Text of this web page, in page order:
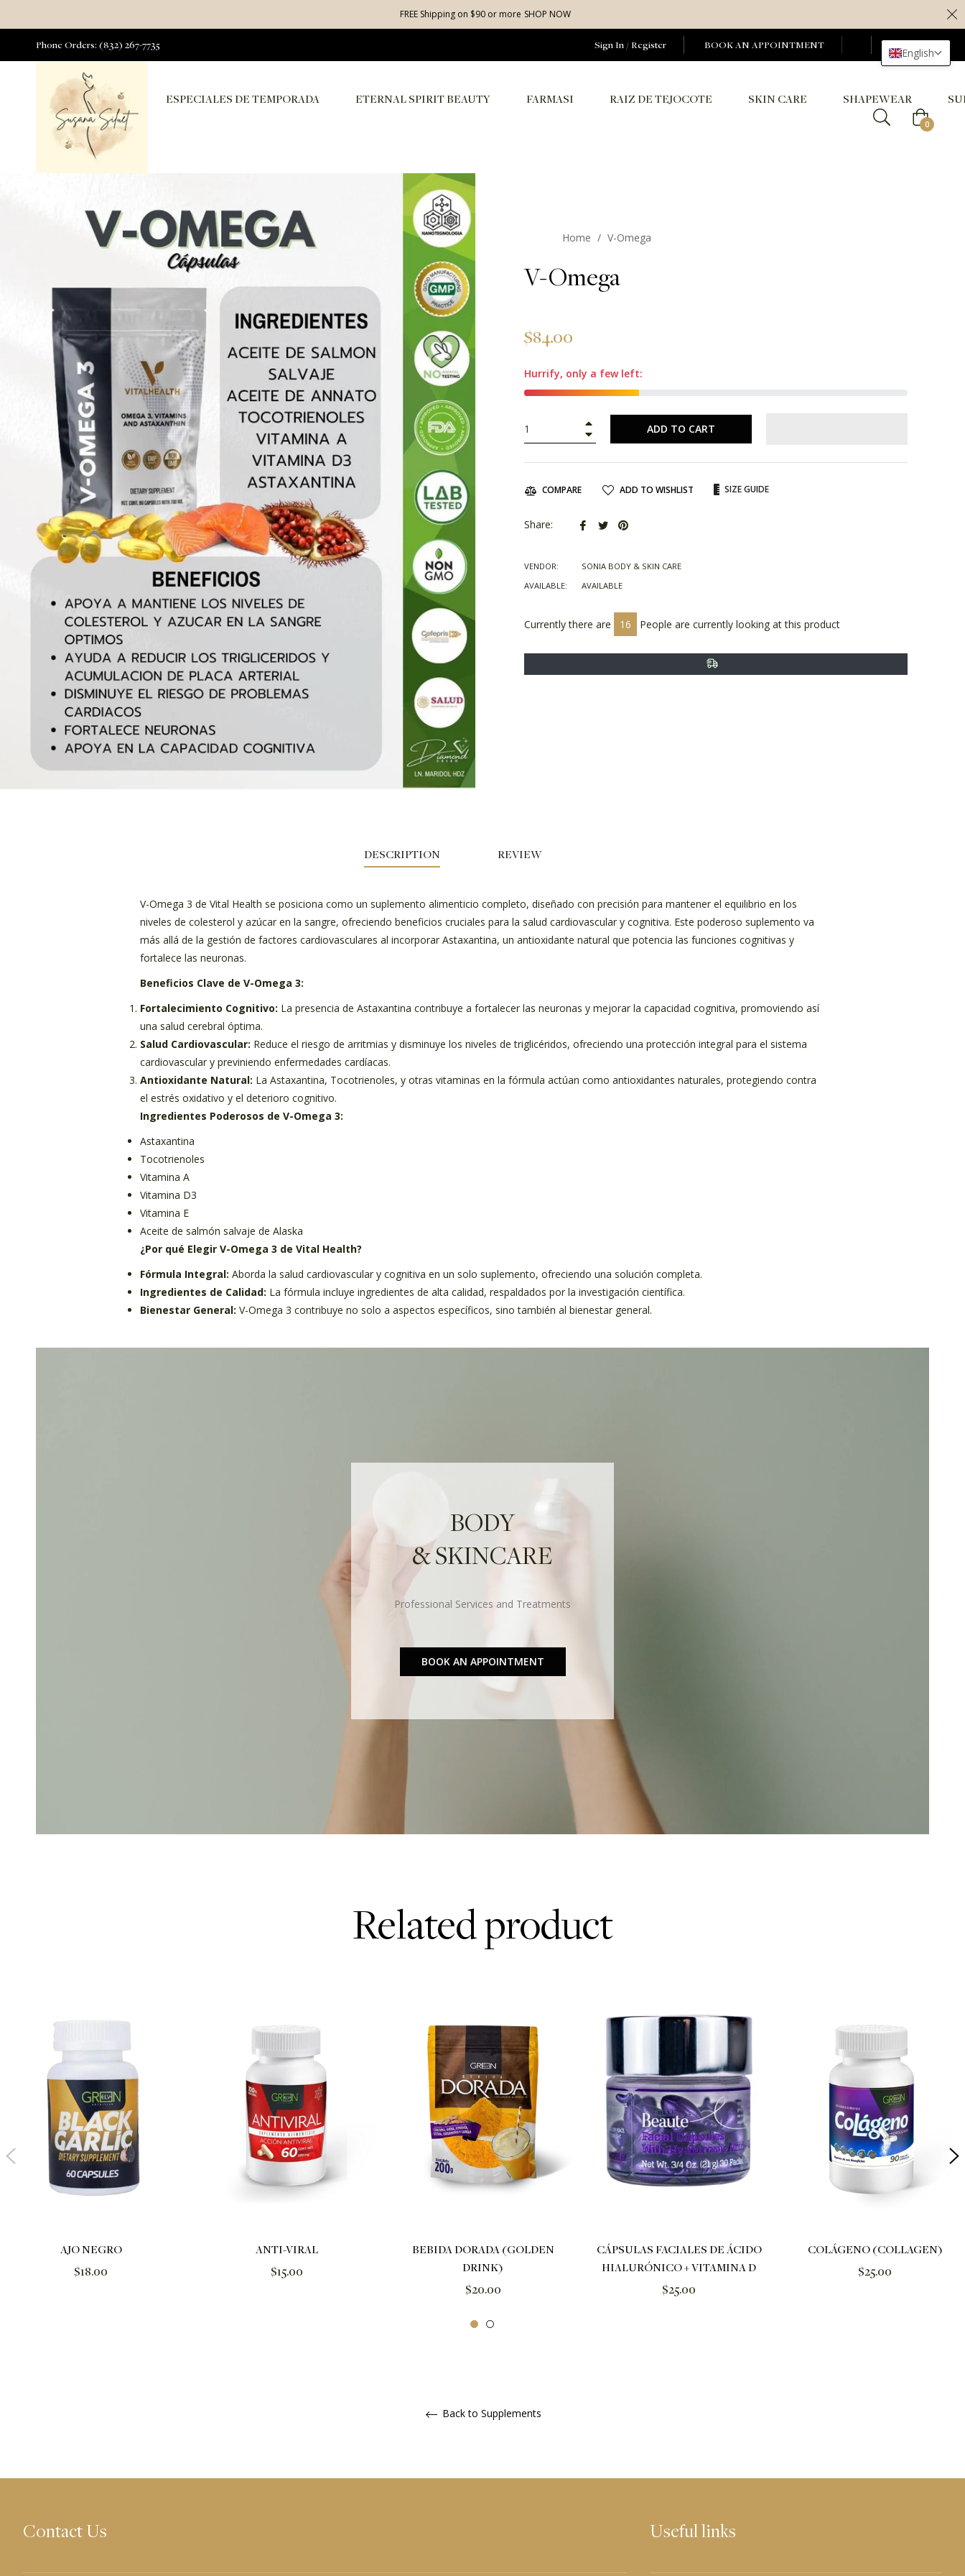
FREE Shipping on $90 or more SHOP NOW
Phone Orders: (832) 267-7735 Sign In /Register BOOK AN APPOINTMENT
ESPECIALES DE TEMPORADA ETERNAL SPIRIT BEAUTY FARMASI RAIZ DE TEJOCOTE SKIN CARE SHAPEWEAR
Cart
0
Home / V-Omega
V-Omega
Regular
price
$84.00
Hurrify, only a few left:
ADD TO CART
COMPARE ADD TO WISHLIST SIZE GUIDE
Share:
Share Tweet
Pin
VENDOR:
SONIA BODY & SKIN CARE
AVAILABLE:
AVAILABLE
Currently there are 22 People are currently looking at this product
DESCRIPTION REVIEW
V-Omega 3 de Vital Health se posiciona como un suplemento alimenticio completo, diseñado con precisión para mantener el equilibrio en los
niveles de colesterol y azúcar en la sangre, ofreciendo beneficios cruciales para la salud cardiovascular y cognitiva. Este poderoso suplemento va
más allá de la gestión de factores cardiovasculares al incorporar Astaxantina, un antioxidante natural que potencia las funciones cognitivas y
fortalece las neuronas.
Beneficios Clave de V-Omega 3:
Fortalecimiento Cognitivo: La presencia de Astaxantina contribuye a fortalecer las neuronas y mejorar la capacidad cognitiva, promoviendo así
una salud cerebral óptima.
Salud Cardiovascular: Reduce el riesgo de arritmias y disminuye los niveles de triglicéridos, ofreciendo una protección integral para el sistema
cardiovascular y previniendo enfermedades cardíacas.
Antioxidante Natural: La Astaxantina, Tocotrienoles, y otras vitaminas en la fórmula actúan como antioxidantes naturales, protegiendo contra
el estrés oxidativo y el deterioro cognitivo.
Ingredientes Poderosos de V-Omega 3:
Astaxantina
Tocotrienoles
Vitamina A
Vitamina D3
Vitamina E
Aceite de salmón salvaje de Alaska
¿Por qué Elegir V-Omega 3 de Vital Health?
Fórmula Integral: Aborda la salud cardiovascular y cognitiva en un solo suplemento, ofreciendo una solución completa.
Ingredientes de Calidad: La fórmula incluye ingredientes de alta calidad, respaldados por la investigación científica.
Bienestar General: V-Omega 3 contribuye no solo a aspectos específicos, sino también al bienestar general.
BODY
& SKINCARE
Professional Services and Treatments
BOOK AN APPOINTMENT
Related product
AJO NEGRO
Regular
$18.00
ANTI-VIRAL
Regular
$15.00
BEBIDA DORADA (GOLDEN
DRINK)
Regular
$20.00
CÁPSULAS FACIALES DE ÁCIDO
HIALURÓNICO + VITAMINA D
Regular
$25.00
COLÁGENO (COLLAGEN)
Regular
$25.00
Back to Supplements
Contact Us Useful links
English